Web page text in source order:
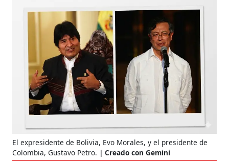
El expresidente de Bolivia, Evo Morales, y el presidente de
Colombia, Gustavo Petro.
Creado con Gemini